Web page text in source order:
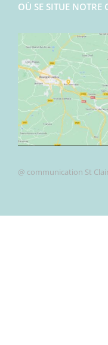
OÙ SE SITUE NOTRE
@ communication St